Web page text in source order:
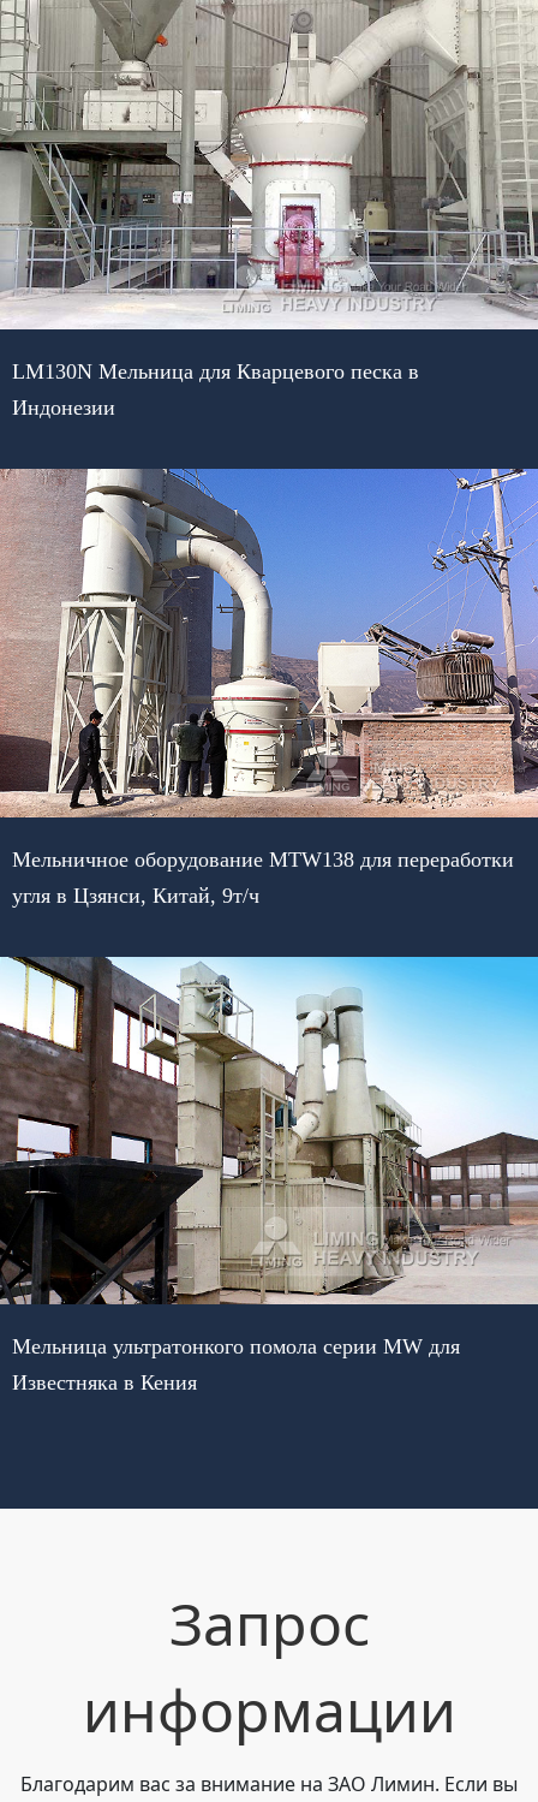
LM130N Мельница для Кварцевого песка в
Индонезии
Мельничное оборудование MTW138 для переработки
угля в Цзянси, Китай, 9т/ч
Мельница ультратонкого помола серии MW для
Известняка в Кения
Запрос
информации
Благодарим вас за внимание на ЗАО Лимин. Если вы